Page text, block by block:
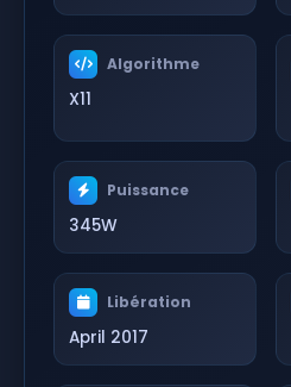
Algorithme
X11
Puissance
345W
Libération
April 2017